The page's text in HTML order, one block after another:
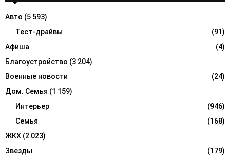
o
R
C
H
Авто (5 593)
Тест-драйвы
(91)
Афиша
(4)
Благоустройство (3 204)
Военные новости
(24)
Дом. Семья (1 159)
Интерьер
(946)
Семья
(168)
ЖКХ (2 023)
Звезды
(179)